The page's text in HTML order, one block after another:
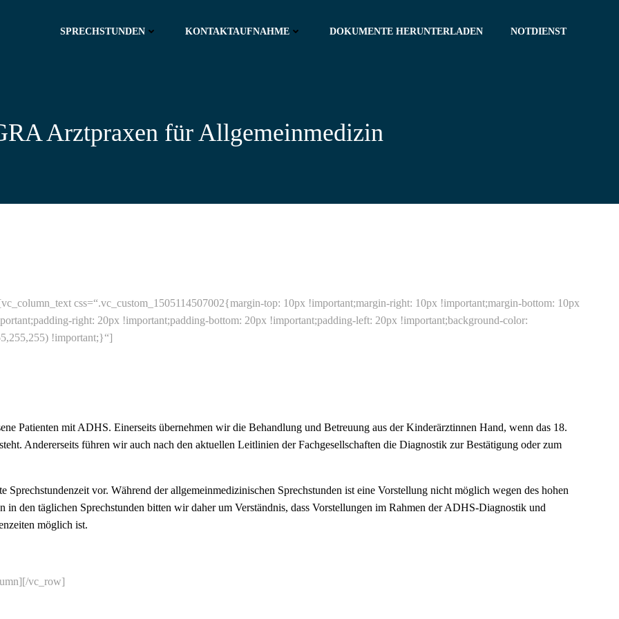
SPRECHSTUNDEN KONTAKTAUFNAHME DOKUMENTE HERUNTERLADEN NOTDIENST
Arztpraxen für Allgemeinmedizin
css=“.vc_custom_1505114507002{margin-top: 10px !important;margin-right: 10px !important;margin-bottom: 10px
right: 20px !important;padding-bottom: 20px !important;padding-left: 20px !important;background-color:
!important;}“]
Patienten mit ADHS. Einerseits übernehmen wir die Behandlung und Betreuung aus der Kinderärztinnen Hand, wenn das 18.
Andererseits führen wir auch nach den aktuellen Leitlinien der Fachgesellschaften die Diagnostik zur Bestätigung oder zum
Sprechstundenzeit vor. Während der allgemeinmedizinischen Sprechstunden ist eine Vorstellung nicht möglich wegen des hohen
den täglichen Sprechstunden bitten wir daher um Verständnis, dass Vorstellungen im Rahmen der ADHS-Diagnostik und
möglich ist.
vc_row]